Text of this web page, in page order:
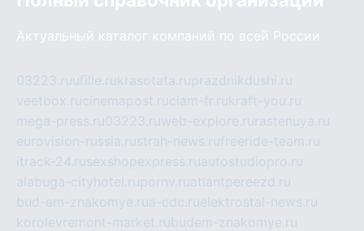
Актуальный каталог компаний по всей России
03223.ruufille.rukrasotata.ruprazdnikdushi.ru
veetbox.rucinemapost.ruciam-fr.rukraft-you.ru
mega-press.ru03223.ruweb-explore.ru rastenuya.ru
eurovision-russia.rustrah-news.rufreeride-team.ru
itrack-24.rusexshopexpress.ruautostudiopro.ru
alabuga-cityhotel.rupornv.ruatlantpereezd.ru
bud-em-znakomye.rua-cdc.ruelektrostal-news.ru
korolevremont-market.rubudem-znakomye.ru